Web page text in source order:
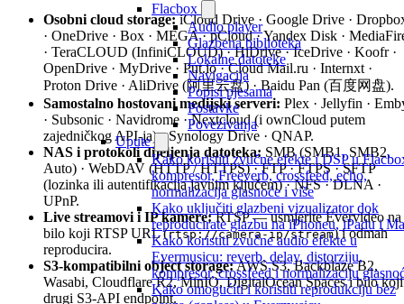
Flacbox
Audio player
Glazbena biblioteka
Lokalne datoteke
Navigacija
Popisi pjesama
Postavke
Povezivanja
Upute
Kako koristiti zvučne efekte i DSP u
kompresor, Freeverb, crossfeed, echo,
normalizacija glasnoće i više
Kako uključiti glazbeni vizualizator dok
reproducirate glazbu na iPhoneu, iPadu i
Kako koristiti zvučne audio efekte u
Evermusicu: reverb, delay, distorziju,
kompresor, crossfeed i normalizaciju
Kako omogućiti i koristiti reprodukciju bez
Osobni cloud storage:iCloud Drive · Google Drive ·
· OneDrive · Box · MEGA · pCloud · Yandex Disk ·
· TeraCLOUD (InfiniCLOUD) · HiDrive · IceDrive · Koofr ·
OpenDrive · MyDrive · Put.io · Cloud Mail.ru · Internxt ·
Proton Drive · AliDrive (阿里云盘) · Baidu Pan (百度网盘).
Samostalno hostovani medijski serveri: Plex · Jellyfin ·
· Subsonic · Navidrome · Nextcloud (i ownCloud putem
zajedničkog API-ja) · Synology Drive · QNAP.
NAS i protokoli dijeljenja datoteka: SMB (SMB1, SMB2,
Auto) · WebDAV (HTTP / HTTPS) · FTP · FTPS · SFTP
(lozinka ili autentifikacija javnim ključem) · NFS · DLNA ·
UPnP.
Live streamovi i IP kamere:RTSP — usmjerite Evervideo na
bilo koji RTSP URL (rtsp://camera-ip/stream) i odmah
reproducira.
S3-kompatibilni object storage:AWS S3, Backblaze B2,
Wasabi, Cloudflare R2, MinIO, DigitalOcean Spaces i bilo koji
drugi S3-API endpoint.